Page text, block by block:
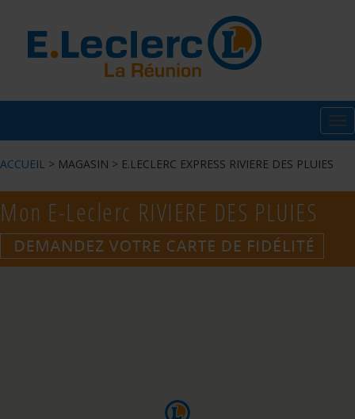
ACCUEIL > MAGASIN > E.LECLERC EXPRESS RIVIERE DES PLUIES
Mon E-Leclerc RIVIERE DES PLUIES